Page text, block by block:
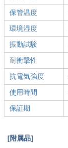
保管温度
環境湿度
振動試験
耐衝撃性
抗電気強度
使用時間
保証期
[附属品]